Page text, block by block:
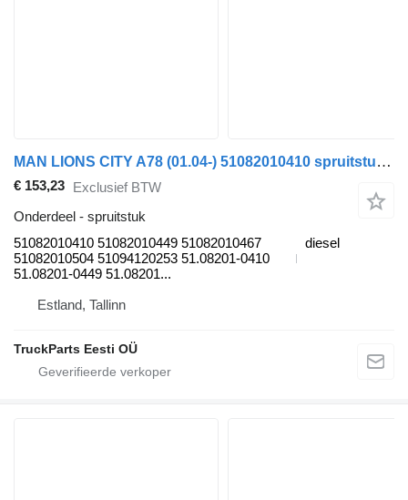
MAN LIONS CITY A78 (01.04-) 51082010410 spruitstuk voor MAN Lion's bus (1991-)
€ 153,23 Exclusief BTW
Onderdeel - spruitstuk
51082010410 51082010449 51082010467
51082010504 51094120253 51.08201-0410
51.08201-0449 51.08201...
diesel
Estland, Tallinn
TruckParts Eesti OÜ